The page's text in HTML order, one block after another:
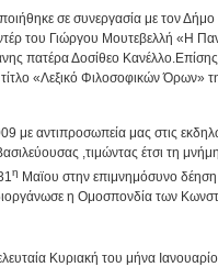
σε συνεργασία με τον
του Γιώργου Μουτεβελλή «Η
πατέρα Δοσίθεο
«Λεξικό Φιλοσοφικών Όρων»
με αντιπροσωπεία μας στις
,τιμώντας έτσι τη
η Μαϊου στην επιμνημόσυνο
η Ομοσπονδία των
Κυριακή του μήνα